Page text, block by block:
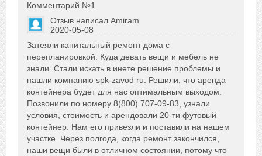
Комментарий №1
Отзыв написал Amiram
2020-05-08
0
Сказать друзьям об отзыве
Затеяли капитальный ремонт дома с
перепланировкой. Куда девать вещи и мебель не
знали. Стали искать в инете решение проблемы и
нашли компанию spk-zavod ru. Решили, что аренда
контейнера будет для нас оптимальным выходом.
Позвонили по номеру 8(800) 707-09-83, узнали
условия, стоимость и арендовали 20-ти футовый
контейнер. Нам его привезли и поставили на нашем
участке. Через полгода, когда ремонт закончился,
наши вещи были в отличном состоянии, потому что